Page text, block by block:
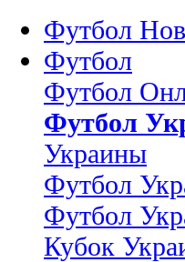
Футбол
Футбол
Футбол
Футбол
Украины
Футбол
Футбол
Кубок